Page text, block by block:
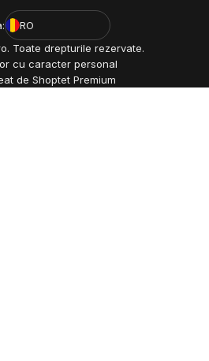
RO
Toate drepturile rezervate.
cu caracter personal
de Shoptet Premium